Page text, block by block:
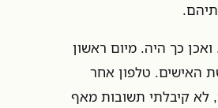
כך היה. מיום ראשון
האישים. טלפון אחר
לא קיבלתי תשובות מאף